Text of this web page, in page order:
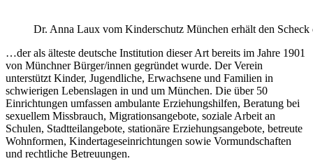
Dr. Anna Laux vom Kinderschutz München erhält den
…der als älteste deutsche Institution dieser Art bereits im Jahre 1901
von Münchner Bürger/innen gegründet wurde. Der Verein
unterstützt Kinder, Jugendliche, Erwachsene und Familien in
schwierigen Lebenslagen in und um München. Die über 50
Einrichtungen umfassen ambulante Erziehungshilfen, Beratung bei
sexuellem Missbrauch, Migrationsangebote, soziale Arbeit an
Schulen, Stadtteilangebote, stationäre Erziehungsangebote, betreute
Wohnformen, Kindertageseinrichtungen sowie Vormundschaften
und rechtliche Betreuungen.